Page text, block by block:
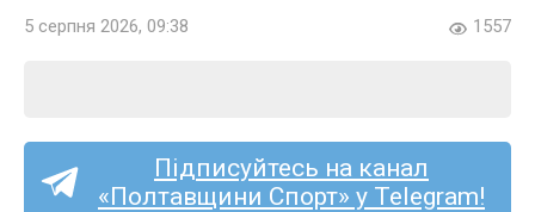
5 серпня 2026, 09:38 1557
Підписуйтесь на канал
«Полтавщини Спорт» у Telegram!